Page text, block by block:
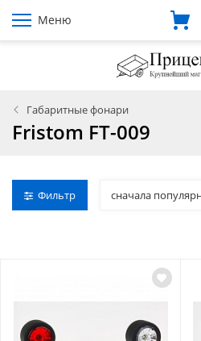
Меню
Габаритные фонари
Fristom FT-009
Фильтр сначала